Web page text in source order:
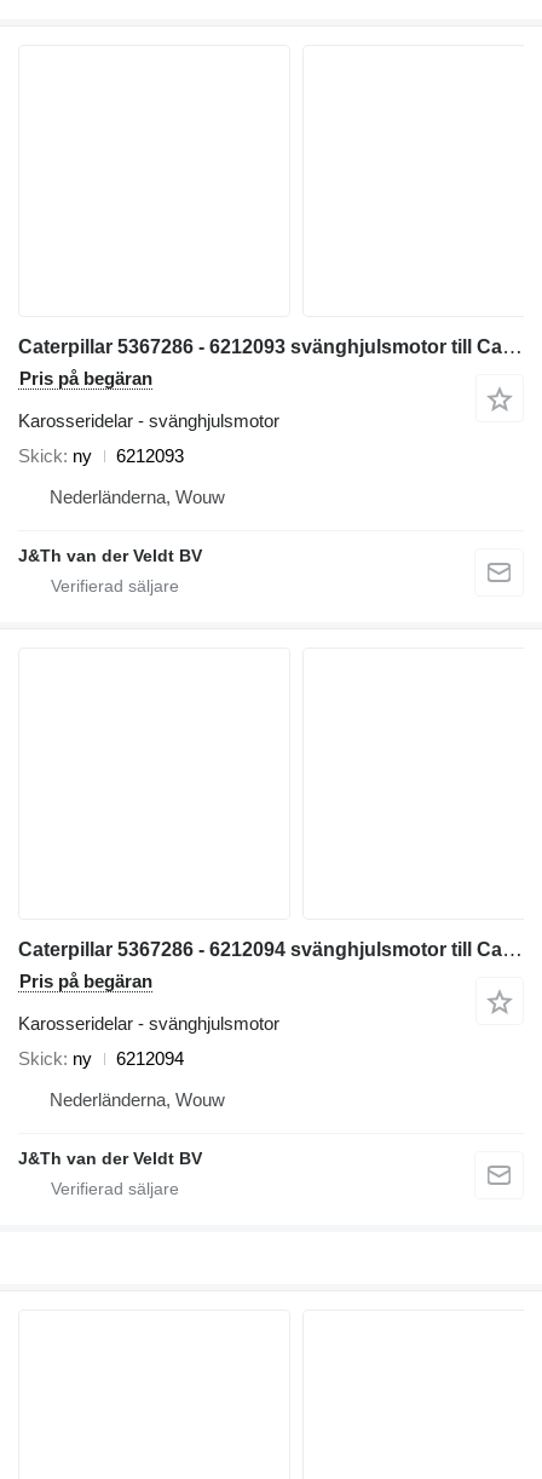
Caterpillar 5367286 - 6212093 svänghjulsmotor till Caterpillar 320 323 325 320GC 323GC 323GX 320D2FM grävmaskin
Pris på begäran
Karosseridelar - svänghjulsmotor
Skick ny
6212093
Nederländerna, Wouw
J&Th van der Veldt BV
Caterpillar 5367286 - 6212094 svänghjulsmotor till Caterpillar 320 323 325 320GC 323GC 323GX 320D2FM grävmaskin
Pris på begäran
Karosseridelar - svänghjulsmotor
Skick ny
6212094
Nederländerna, Wouw
J&Th van der Veldt BV